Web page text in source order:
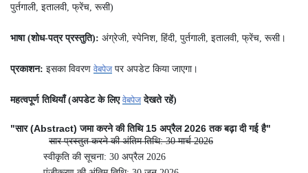
पुर्तगाली, इतालवी, फ्रेंच, रूसी)
भाषा (शोध-पत्र प्रस्तुति): अंग्रेजी, स्पेनिश, हिंदी, पुर्तगाली, इतालवी, फ्रेंच, रूसी।
प्रकाशन: इसका विवरण वेबपेजपर अपडेट किया जाएगा।
महत्वपूर्ण तिथियाँ (अपडेट के लिए वेबपेजदेखते रहें)
"सार (Abstract) जमा करने की तिथि 15 अप्रैल 2026 तक बढ़ा दी गई है"
सार प्रस्तुत करने की अंतिम तिथि: 30 मार्च 2026
स्वीकृति की सूचना: 30 अप्रैल 2026